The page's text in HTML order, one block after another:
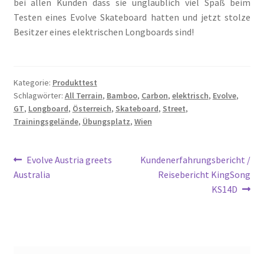
Testen eines Evolve Skateboard hatten und jetzt stolze
Besitzer eines elektrischen Longboards sind!
Kategorie: Produkttest
Schlagwörter: All Terrain, Bamboo, Carbon, elektrisch, Evolve,
GT, Longboard, Österreich, Skateboard, Street,
Trainingsgelände, Übungsplatz, Wien
Beitragsnavigation
Vorheriger
Beitrag:
Evolve Austria greets
Australia
Nächster
Beitrag:
Kundenerfahrungsbericht /
Reisebericht KingSong
KS14D